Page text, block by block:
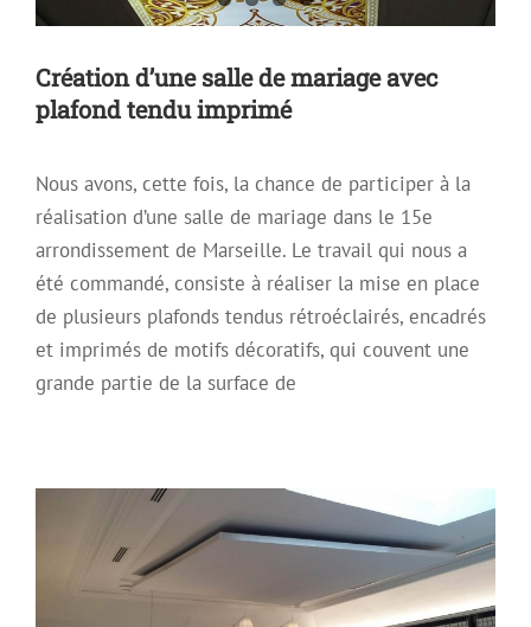
Création d’une salle de mariage avec
plafond tendu imprimé
Nous avons, cette fois, la chance de participer à la
réalisation d’une salle de mariage dans le 15e
arrondissement de Marseille. Le travail qui nous a
été commandé, consiste à réaliser la mise en place
de plusieurs plafonds tendus rétroéclairés, encadrés
et imprimés de motifs décoratifs, qui couvent une
grande partie de la surface de
Conception et mise en place d’un cadre